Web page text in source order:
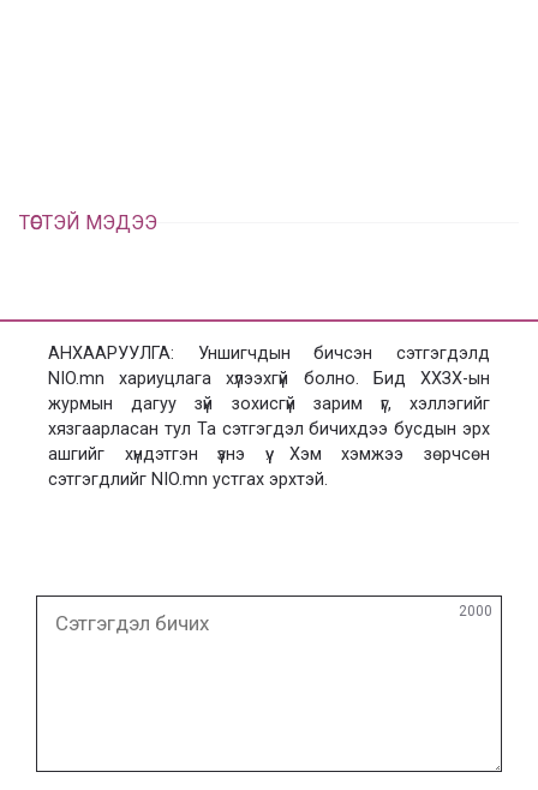
ТӨСТЭЙ МЭДЭЭ
АНХААРУУЛГА: Уншигчдын бичсэн сэтгэгдэлд
NIO.mn хариуцлага хүлээхгүй болно. Бид ХХЗХ-ын
журмын дагуу зүй зохисгүй зарим үг, хэллэгийг
хязгаарласан тул Та сэтгэгдэл бичихдээ бусдын эрх
ашгийг хүндэтгэн үзнэ үү. Хэм хэмжээ зөрчсөн
сэтгэгдлийг NIO.mn устгах эрхтэй.
бичих
2000